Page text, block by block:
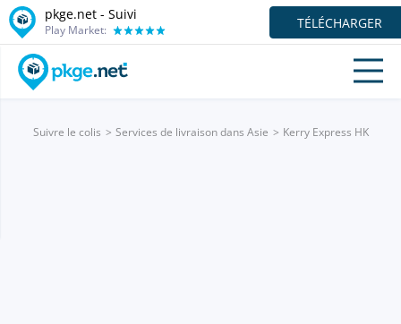
pkge.net - Suivi
Play Market: TÉLÉCHARGER
Suivre le colis Services de livraison dans Asie Kerry Express HK